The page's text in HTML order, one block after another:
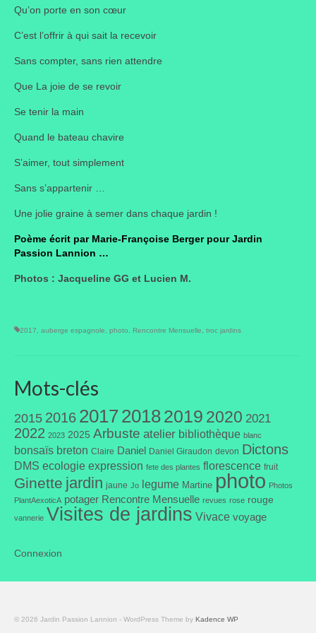
Visites de jardins
Autres
Flore et faune
Flore
Arbustes
Faune
Oiseaux
Entrées
Plats principaux
Desserts
Boissons
2016/17
Qu’on porte en son cœur
C’est l’offrir à qui sait la recevoir
Sans compter, sans rien attendre
Que La joie de se revoir
Se tenir la main
Quand le bateau chavire
S’aimer, tout simplement
Sans s’appartenir …
Une jolie graine à semer dans chaque jardin !
Poème écrit par Marie-Françoise Berger pour Jardin
Passion Lannion …
Photos : Jacqueline GG et Lucien M.
2017 auberge espagnole photo Rencontre Mensuelle troc jardins
Mots-clés
2015 2016 201720182019 2020 2021
2022 2023 2025 Arbuste atelier bibliothèque blanc
bonsaïs breton Claire Daniel Daniel Giraudon devon Dictons
DMS ecologie expression fete des plantes florescence fruit
Ginette jardin jaune Jo legume Martine photo Photos
PlantAexoticA potager Rencontre Mensuelle revues rose rouge
vannerie Visites de jardins Vivace voyage
Connexion
© 2026 Jardin Passion Lannion - WordPress Theme by Kadence WP